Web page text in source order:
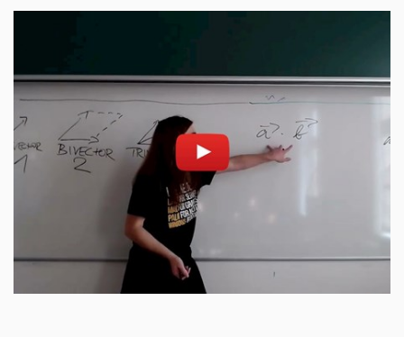
Povolit cookies a přehrát
Otevřít na youtube.com